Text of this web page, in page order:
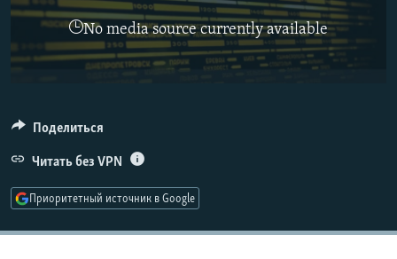
РАСПИСАНИЕ ВЕЩАНИЯ
ПОДПИШИТЕСЬ НА РАССЫЛКУ
No media source currently available
Поделиться
Читать без VPN
Приоритетный источник в Google